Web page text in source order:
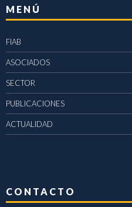
MENÚ
FIAB
ASOCIADOS
SECTOR
PUBLICACIONES
ACTUALIDAD
CONTACTO